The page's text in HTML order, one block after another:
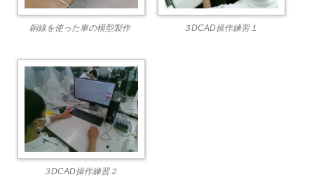
銅線を使った車の模型製作 ３DCAD操作練習１
３DCAD操作練習２